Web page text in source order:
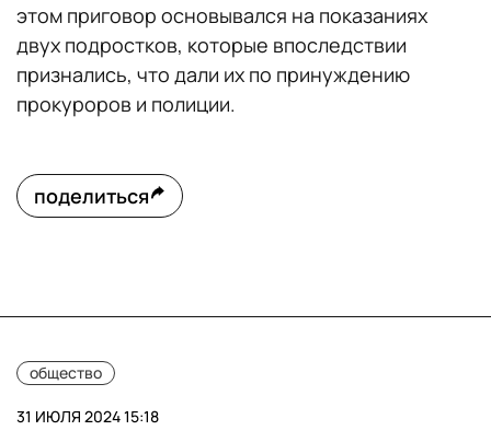
этом приговор основывался на показаниях
двух подростков, которые впоследствии
признались, что дали их по принуждению
прокуроров и полиции.
поделиться
общество
31 ИЮЛЯ 2024 15:18